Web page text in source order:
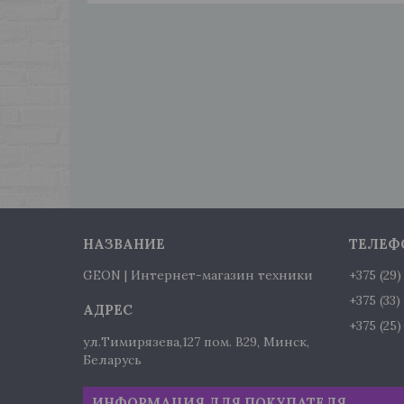
GEON | Интернет-магазин техники
ул.Тимирязева,127 пом. В29, Минск,
Беларусь
+375
+375
+375